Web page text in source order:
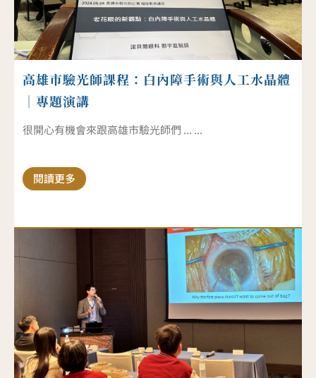
高雄市驗光師課程：白內障手術與人工水晶體
｜專題演講
很開心有機會來跟高雄市驗光師們 ... ...
閱讀更多